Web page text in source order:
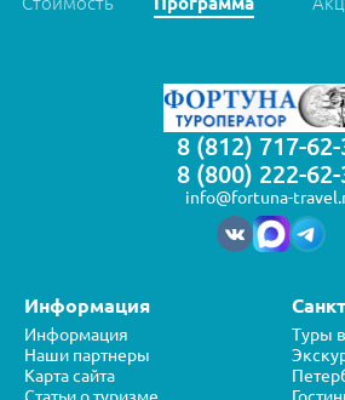
8 (812) 717-
8 (800) 222-
info@fortuna-
Информация
Информация
Наши партнеры
Карта сайта
Туры